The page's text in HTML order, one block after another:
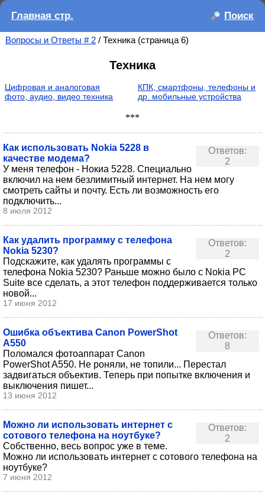
Главная стр. Поиск
Вопросы и Ответы # 2 / Техника (страница 6)
Техника
Цифровая и аналоговая
фото, аудио, видео техника
КПК, смартфоны, телефоны и
др. мобильные устройства
***
Ответов:
2
Как использовать Nokia 5228 в
качестве модема?
У меня телефон - Нокиа 5228. Специально
включил на нем безлимитный интернет. На нем могу
смотреть сайты и почту. Есть ли возможность его
подключить...
8 июля 2012
Ответов:
2
Как удалить программу с телефона
Nokia 5230?
Подскажите, как удалять программы с
телефона Nokia 5230? Раньше можно было с Nokia PC
Suite все сделать, а этот телефон поддерживается только
новой...
17 июня 2012
Ответов:
8
Ошибка объектива Canon PowerShot
A550
Поломался фотоаппарат Canon
PowerShot A550. Не роняли, не топили... Перестал
задвигаться объектив. Теперь при попытке включения и
выключения пишет...
13 июня 2012
Ответов:
2
Можно ли использовать интернет с
сотового телефона на ноутбуке?
Собственно, весь вопрос уже в теме.
Можно ли использовать интернет с сотового телефона на
ноутбуке?
7 июня 2012